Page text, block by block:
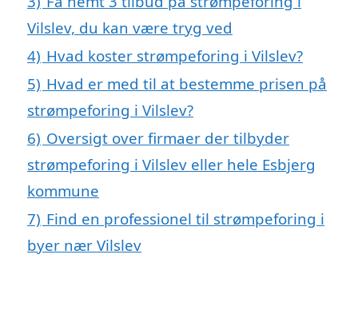
Vilslev, du kan være tryg ved
4) Hvad koster strømpeforing i Vilslev?
5) Hvad er med til at bestemme prisen på
strømpeforing i Vilslev?
6) Oversigt over firmaer der tilbyder
strømpeforing i Vilslev eller hele Esbjerg
kommune
7) Find en professionel til strømpeforing i
byer nær Vilslev